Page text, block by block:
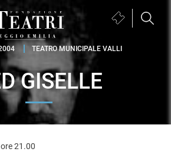
Biglietteria
TEATRO MUNICIPALE VALLI
GISELLE
21.00